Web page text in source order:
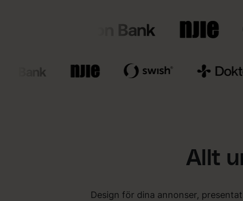
Allt
Design för dina annonser,